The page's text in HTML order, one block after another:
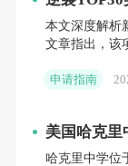
如何为家
本文深度解析
文章指出，该
化培训。内容
申请指南
美国哈克里
求与准备建
哈克里中学位